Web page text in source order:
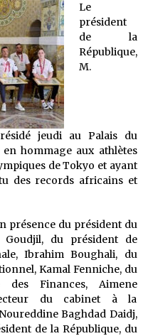
je vais tomber ! »
récit du Sud
le désert (Un conte
la tête est vide
Le
président
de la
République,
M.
jeudi au Palais du
hommage aux athlètes
de Tokyo et ayant
des records africains et
présence du président du
Goudjil, du président de
Ibrahim Boughali, du
Kamal Fenniche, du
des Finances, Aimene
du cabinet à la
Baghdad Daidj,
de la République, du